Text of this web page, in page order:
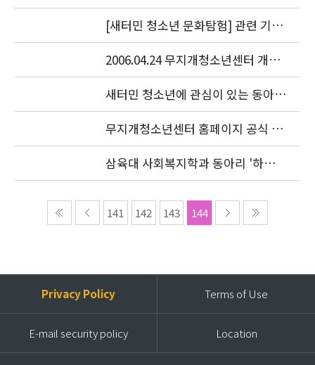
[새터민 청소년 문화탐험] 관련 기관
실무자 간담회
2006.04.24 무지개청소년센터 개소
식이 있었습니다.
새터민 청소년에 관심이 있는 동아리
를 찾습니다.
무지개청소년센터 홈페이지 공식 오
픈
삼육대 사회복지학과 동아리 '하늘
샘' 특강
141 142 143 144
Privacy Policy Terms of Use
E-mail security policy Location